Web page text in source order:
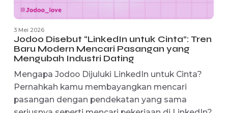
membangun rumah tangga di kota
seperti Jakarta....
Read More